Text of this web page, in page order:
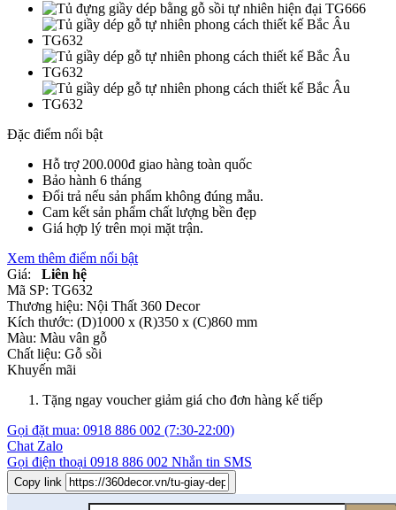
Đặc điểm nổi bật
Hỗ trợ 200.000đ giao hàng toàn quốc
Bảo hành 6 tháng
Đổi trả nếu sản phẩm không đúng mẫu.
Cam kết sản phẩm chất lượng bền đẹp
Giá hợp lý trên mọi mặt trận.
Xem thêm điểm nổi bật
Giá:
Liên hệ
Mã SP: TG632
Thương hiệu: Nội Thất 360 Decor
Kích thước: (D)1000 x (R)350 x (C)860 mm
Màu: Màu vân gỗ
Chất liệu: Gỗ sồi
Khuyến mãi
Tặng ngay voucher giảm giá cho đơn hàng kế tiếp
Gọi đặt mua: 0918 886 002 (7:30-22:00)
Chat Zalo
Gọi điện thoại 0918 886 002 Nhắn tin SMS
Copy link